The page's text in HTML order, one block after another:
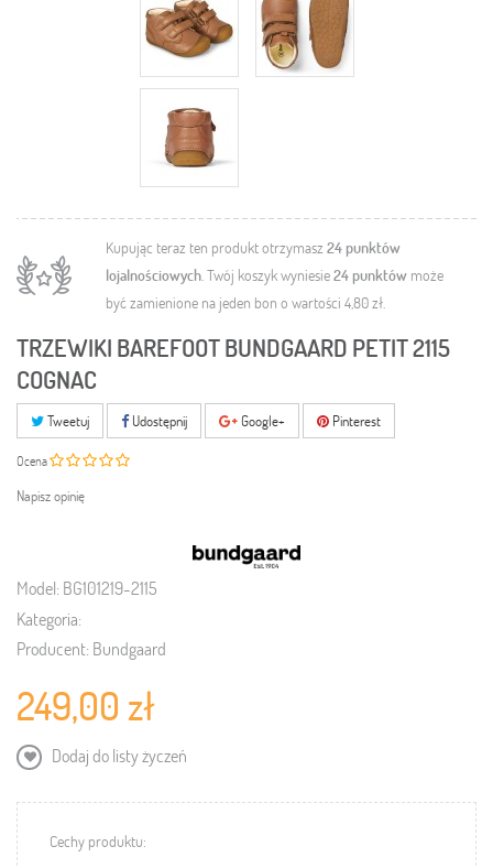
Kupując teraz ten produkt otrzymasz 24punktów
lojalnościowych. Twój koszyk wyniesie24punktów może
być zamienione na jeden bon o wartości 4,80 zł.
TRZEWIKI BAREFOOT BUNDGAARD PETIT 2115
COGNAC
Tweetuj Udostępnij Google+ Pinterest
Ocena
Napisz opinię
Model: BG101219-2115
Kategoria:
Producent: Bundgaard
249,00 zł
Dodaj do listy życzeń
Cechy produktu: